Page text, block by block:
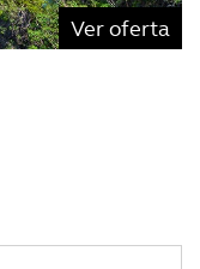
Ver oferta